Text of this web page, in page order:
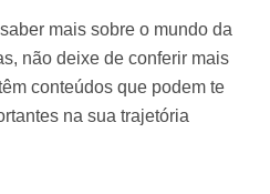
mais sobre o mundo da
não deixe de conferir mais
conteúdos que podem te
na sua trajetória